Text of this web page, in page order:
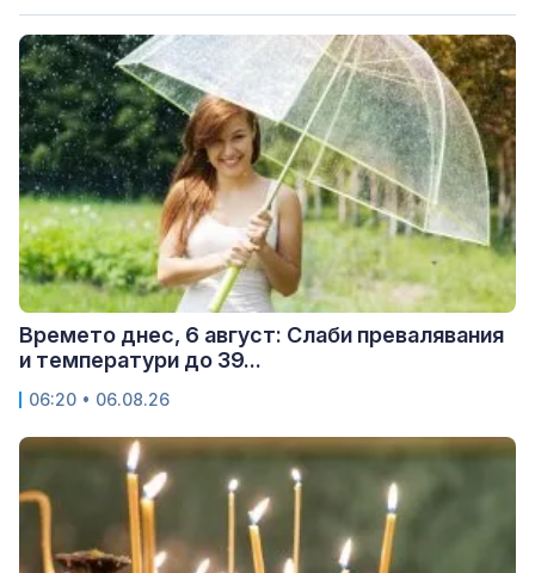
Времето днес, 6 август: Слаби превалявания
и температури до 39...
06:20 • 06.08.26